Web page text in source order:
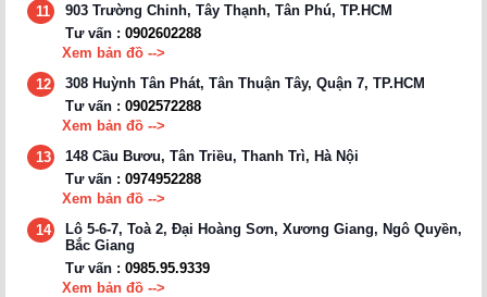
11
903 Trường Chinh, Tây Thạnh, Tân Phú, TP.HCM
Tư vấn : 0902602288
Xem bản đồ -->
12
308 Huỳnh Tân Phát, Tân Thuận Tây, Quận 7, TP.HCM
Tư vấn : 0902572288
Xem bản đồ -->
13
148 Cầu Bươu, Tân Triều, Thanh Trì, Hà Nội
Tư vấn : 0974952288
Xem bản đồ -->
14
Lô 5-6-7, Toà 2, Đại Hoàng Sơn, Xương Giang, Ngô Quyền,
Bắc Giang
Tư vấn : 0985.95.9339
Xem bản đồ -->